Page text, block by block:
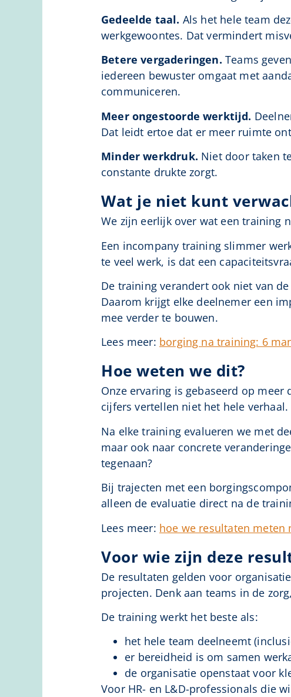
Gedeelde taal. Als het hele team
werkgewoontes. Dat vermindert
Betere vergaderingen. Teams
iedereen bewuster omgaat met
communiceren.
Meer ongestoorde werktijd.
Dat leidt ertoe dat er meer ruimte
Minder werkdruk. Niet door taken
constante drukte zorgt.
Wat je niet kunt
We zijn eerlijk over wat een training
Een incompany training slimmer
te veel werk, is dat een
De training verandert ook niet van
Daarom krijgt elke deelnemer een
mee verder te bouwen.
Lees meer: borging na training: 6
Hoe weten we dit?
Onze ervaring is gebaseerd op
cijfers vertellen niet het hele verhaal.
Na elke training evalueren we met
maar ook naar concrete
tegenaan?
Bij trajecten met een
alleen de evaluatie direct na de
Lees meer: hoe we resultaten
Voor wie zijn deze
De resultaten gelden voor
projecten. Denk aan teams in de
De training werkt het beste als:
het hele team deelneemt
er bereidheid is om samen
de organisatie openstaat voor
Voor HR- en L&D-professionals die